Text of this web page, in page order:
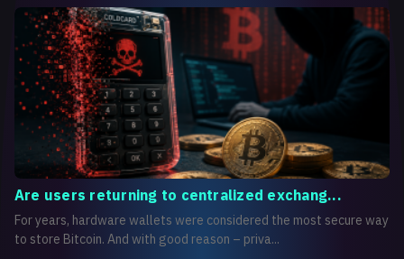
Are users returning to centralized exchang...
For years, hardware wallets were considered the most secure way
to store Bitcoin. And with good reason – priva...